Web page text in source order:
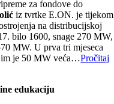
za fondove do
iz tvrtke E.ON. je tijekom
na distribucijskoj
bilo 1600, snage 270 MW,
MW. U prva tri mjeseca
im je 50 MW veća…Pročitaj
edukaciju